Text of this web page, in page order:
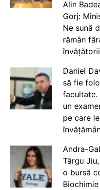
Alin
Gorj:
Ne sună
rămân
Daniel
să fie
facultate.
un
pe care
Andra-
Târgu
o bursă